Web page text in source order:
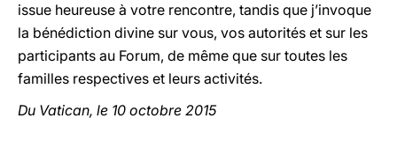
issue heureuse à votre rencontre, tandis que j’invoque
la bénédiction divine sur vous, vos autorités et sur les
participants au Forum, de même que sur toutes les
familles respectives et leurs activités.
Du Vatican, le 10 octobre 2015